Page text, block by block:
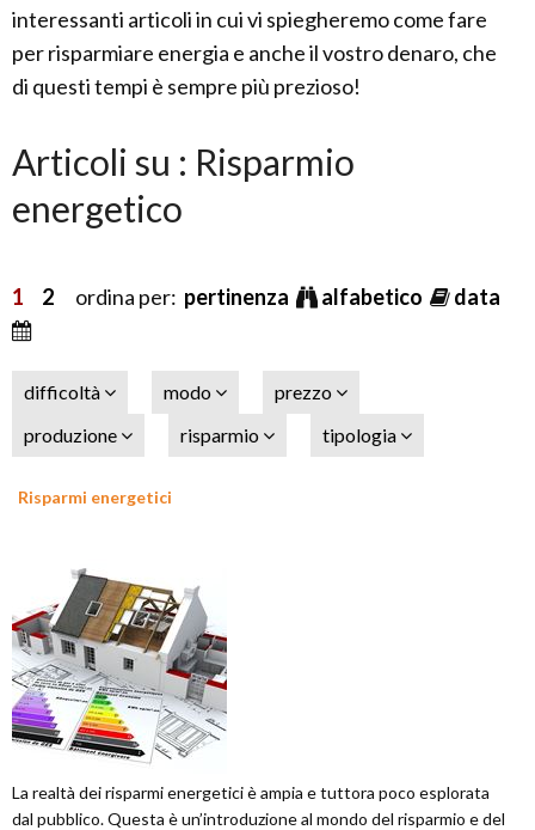
interessanti articoli in cui vi spiegheremo come fare
per risparmiare energia e anche il vostro denaro, che
di questi tempi è sempre più prezioso!
Articoli su : Risparmio
energetico
1 2 ordina per: pertinenza alfabetico data
difficoltà modo
prezzo
produzione
risparmio tipologia
Risparmi energetici
La realtà dei risparmi energetici è ampia e tuttora poco esplorata
dal pubblico. Questa è un’introduzione al mondo del risparmio e del